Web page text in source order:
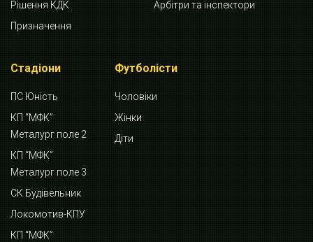
Рішення КДК
Арбітри та інспектори
Призначення
Стадіони
ПС Юність
КП “МФК”
Металург поле 2
КП “МФК”
Металург поле 3
СК Будівельник
Локомотив-КПУ
КП “МФК”
Футболісти
Чоловіки
Жінки
Діти